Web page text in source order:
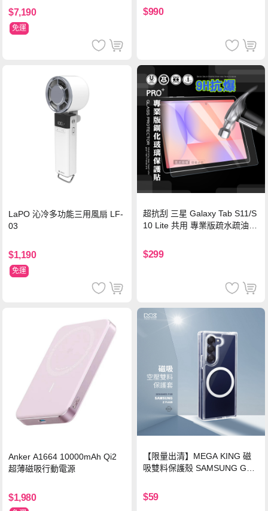
$7,190
免運
灣BSMI/中國CCC/歐美CE/FCC
認證
$990
LaPO 沁冷多功能三用風扇 LF-
03
$1,190
免運
超抗刮 三星 Galaxy Tab S11/S
10 Lite 共用 專業版疏水疏油9
$299
Anker A1664 10000mAh Qi2
超薄磁吸行動電源
$1,980
【限量出清】MEGA KING 磁
吸雙料保護殼 SAMSUNG Gala
$59